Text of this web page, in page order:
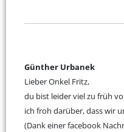
Günther Urbanek
Lieber Onkel Fritz,
du bist leider viel zu früh
ich froh darüber, dass wir
(Dank einer facebook